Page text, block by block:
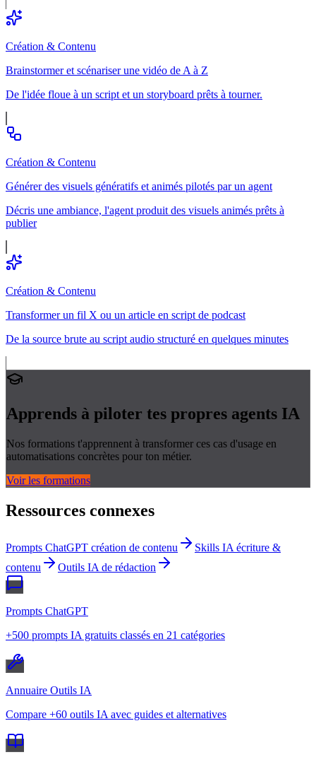
Création & Contenu
Brainstormer et scénariser une vidéo de A à Z
De l'idée floue à un script et un storyboard prêts à tourner.
Création & Contenu
Générer des visuels génératifs et animés pilotés par un agent
Décris une ambiance, l'agent produit des visuels animés prêts à
publier
Création & Contenu
Transformer un fil X ou un article en script de podcast
De la source brute au script audio structuré en quelques minutes
Apprends à piloter tes propres agents IA
Nos formations t'apprennent à transformer ces cas d'usage en
automatisations concrètes pour ton métier.
Voir les formations
Ressources connexes
Prompts ChatGPT création de contenu
Skills IA écriture &
contenu
Outils IA de rédaction
Prompts ChatGPT
+500 prompts IA gratuits classés en 21 catégories
Annuaire Outils IA
Compare +60 outils IA avec guides et alternatives